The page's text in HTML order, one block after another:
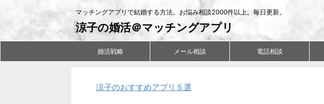
マッチングアプリで結婚する方法。お悩み相談2000件以上。毎日更新。
涼子の婚活＠マッチングアプリ
婚活戦略 メール相談 電話相談
涼子のおすすめアプリ５選